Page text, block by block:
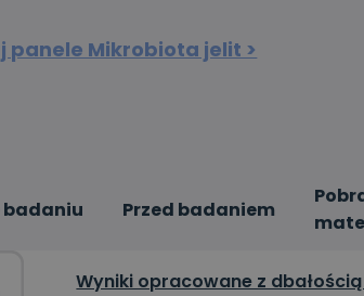
panele Mikrobiota jelit >
badaniu Przed badaniem
Wyniki opracowane z